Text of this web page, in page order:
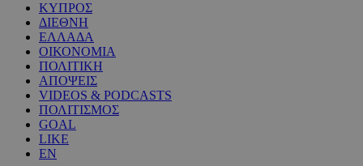
ΚΥΠΡΟΣ
ΔΙΕΘΝΗ
ΕΛΛΑΔΑ
ΟΙΚΟΝΟΜΙΑ
ΠΟΛΙΤΙΚΗ
ΑΠΟΨΕΙΣ
VIDEOS & PODCASTS
ΠΟΛΙΤΙΣΜΟΣ
GOAL
LIKE
EN